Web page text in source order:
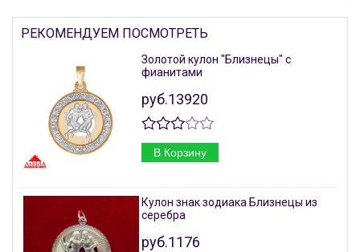
РЕКОМЕНДУЕМ ПОСМОТРЕТЬ
Золотой кулон "Близнецы" с
фианитами
руб.13920
В Корзину
Кулон знак зодиака Близнецы из
серебра
руб.1176